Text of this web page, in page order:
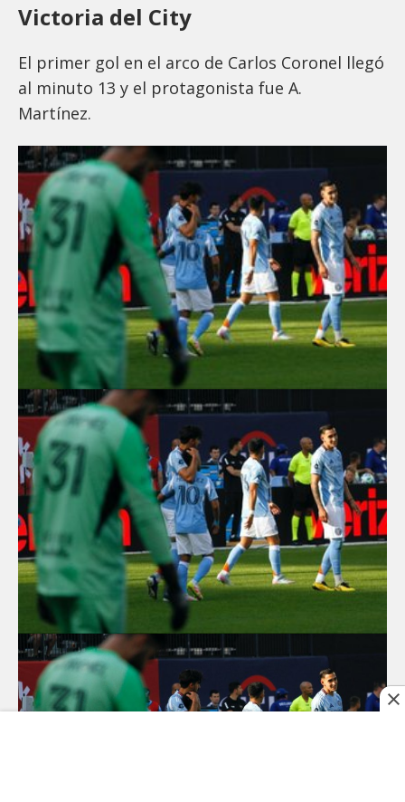
Victoria del City
El primer gol en el arco de Carlos Coronel llegó
al minuto 13 y el protagonista fue A.
Martínez.